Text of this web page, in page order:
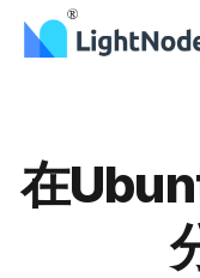
在